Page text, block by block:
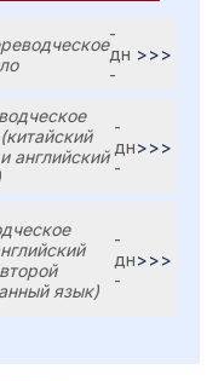
-
дн
-
>>>
английский
-
дн
-
>>>
язык)
-
дн
-
>>>